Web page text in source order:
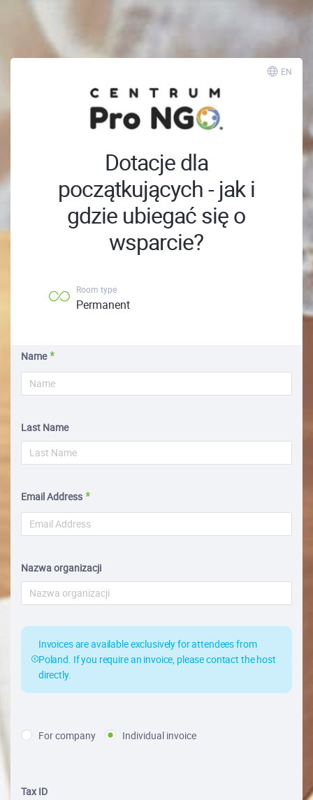
EN
Dotacje dla
początkujących - jak i
gdzie ubiegać się o
wsparcie?
Room type
Permanent
Name
Last Name
Email Address
Nazwa organizacji
Invoices are available exclusively for attendees from
Poland. If you require an invoice, please contact the host
directly.
For company Individual invoice
Tax ID